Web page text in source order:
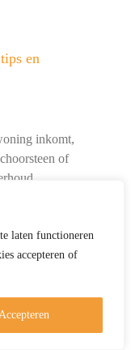
te laten functioneren
accepteren of
en
inkomt,
of
[...]